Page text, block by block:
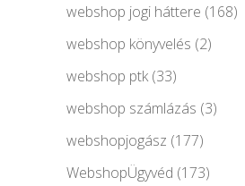
webshop jogi háttere (168)
webshop könyvelés (2)
webshop ptk(33)
webshop számlázás (3)
webshopjogász (177)
WebshopÜgyvéd (173)